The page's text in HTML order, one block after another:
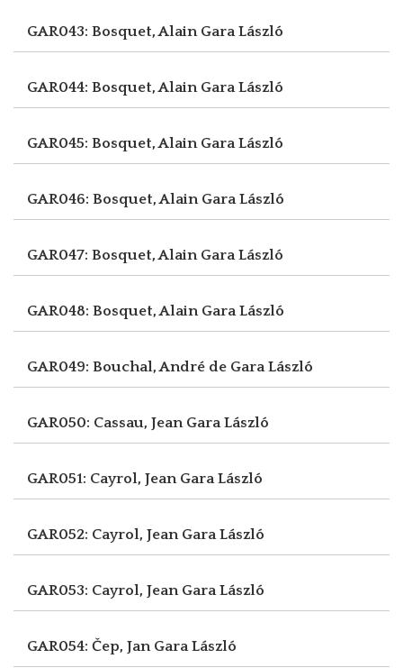
GAR043: Bosquet, Alain Gara László
GAR044: Bosquet, Alain Gara László
GAR045: Bosquet, Alain Gara László
GAR046: Bosquet, Alain Gara László
GAR047: Bosquet, Alain Gara László
GAR048: Bosquet, Alain Gara László
GAR049: Bouchal, André de Gara László
GAR050: Cassau, Jean Gara László
GAR051: Cayrol, Jean Gara László
GAR052: Cayrol, Jean Gara László
GAR053: Cayrol, Jean Gara László
GAR054: Čep, Jan Gara László